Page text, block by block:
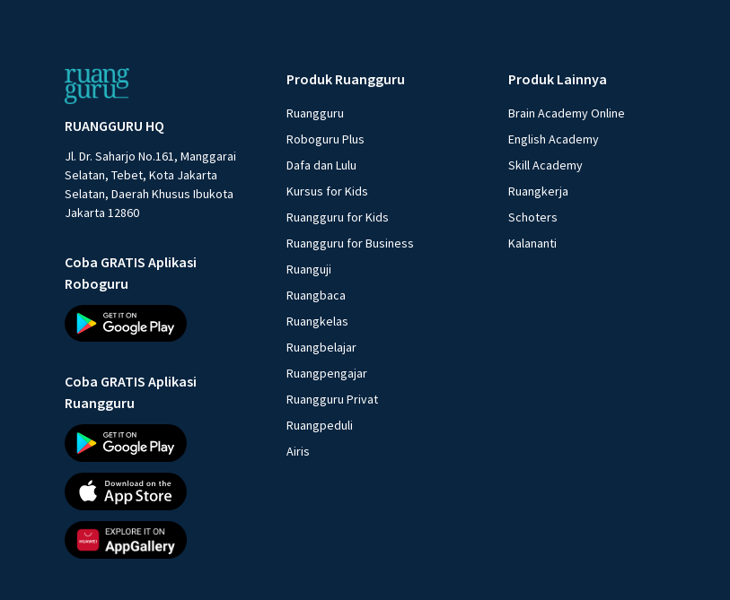
RUANGGURU HQ
Jl. Dr. Saharjo No.161, Manggarai
Selatan, Tebet, Kota Jakarta
Selatan, Daerah Khusus Ibukota
Jakarta 12860
Coba GRATIS Aplikasi
Roboguru
Coba GRATIS Aplikasi
Ruangguru
Produk Ruangguru
Ruangguru
Roboguru Plus
Dafa dan Lulu
Kursus for Kids
Ruangguru for Kids
Ruangguru for Business
Ruanguji
Ruangbaca
Ruangkelas
Ruangbelajar
Ruangpengajar
Ruangguru Privat
Ruangpeduli
Airis
Produk Lainnya
Brain Academy Online
English Academy
Skill Academy
Ruangkerja
Schoters
Kalananti